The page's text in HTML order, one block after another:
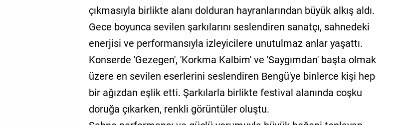
çıkmasıyla birlikte alanı dolduran hayranlarından büyük alkış aldı.
Gece boyunca sevilen şarkılarını seslendiren sanatçı, sahnedeki
enerjisi ve performansıyla izleyicilere unutulmaz anlar yaşattı.
Konserde 'Gezegen', 'Korkma Kalbim' ve 'Saygımdan' başta olmak
üzere en sevilen eserlerini seslendiren Bengü'ye binlerce kişi hep
bir ağızdan eşlik etti. Şarkılarla birlikte festival alanında coşku
doruğa çıkarken, renkli görüntüler oluştu.